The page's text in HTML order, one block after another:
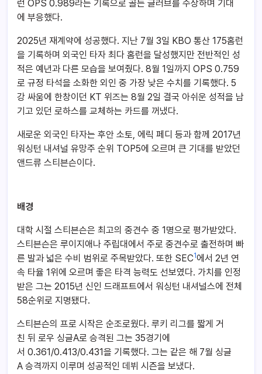
런 OPS 0.989라는 기록으로 골든 글러브를 수상하며 기대
에 부응했다.
2025년 재계약에 성공했다. 지난 7월 3일 KBO 통산 175홈런
을 기록하며 외국인 타자 최다 홈런을 달성했지만 전반적인 성
적은 예년과 다른 모습을 보여줬다. 8월 1일까지 OPS 0.759
로 규정 타석을 소화한 외인 중 가장 낮은 수치를 기록했다. 5
강 싸움에 한창이던 KT 위즈는 8월 2일 결국 아쉬운 성적을 남
기고 있던 로하스를 교체하는 카드를 꺼냈다.
새로운 외국인 타자는 후안 소토, 에릭 페디 등과 함께 2017년
워싱턴 내셔널 유망주 순위 TOP5에 오르며 큰 기대를 받았던
앤드류 스티븐슨이다.
배경
대학 시절 스티븐슨은 최고의 중견수 중 1명으로 평가받았다.
스티븐슨은 루이지애나 주립대에서 주로 중견수로 출전하며 빠
른 발과 넓은 수비 범위로 주목받았다. 또한 SEC1에서 2년 연
속 타율 1위에 오르며 좋은 타격 능력도 선보였다. 가치를 인정
받은 그는 2015년 신인 드래프트에서 워싱턴 내셔널스에 전체
58순위로 지명됐다.
스티븐슨의 프로 시작은 순조로웠다. 루키 리그를 짧게 거
친 뒤 로우 싱글A로 승격된 그는 35경기에
서 0.361/0.413/0.431을 기록했다. 그는 같은 해 7월 싱글
A 승격까지 이루며 성공적인 데뷔 시즌을 보냈다.